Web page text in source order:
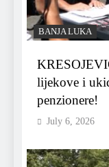
BANJA LUKA
lijekove i
penzionere!
July 6, 2026